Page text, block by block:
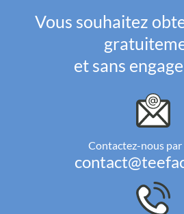
Vous souhaitez
et sans
Contactez-nous par